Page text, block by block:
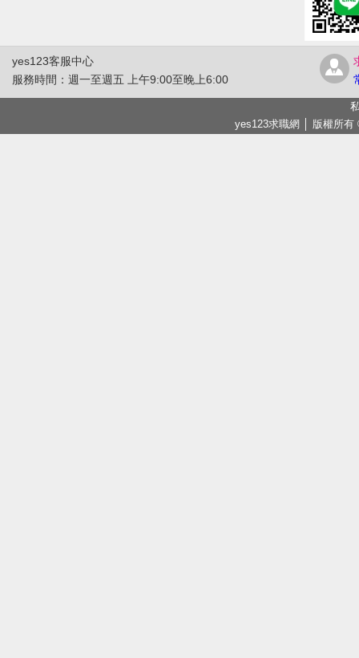
yes123客服中心
服務時間：週一至週五 上午9:00至晚上6:00
yes123求職網 │ 版權所有